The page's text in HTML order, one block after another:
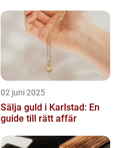
02 juni 2025
Sälja guld i Karlstad: En
guide till rätt affär